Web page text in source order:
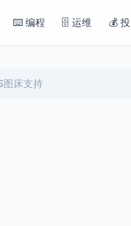
⌨️ 编程 🗄️ 运维 💰
图床支持